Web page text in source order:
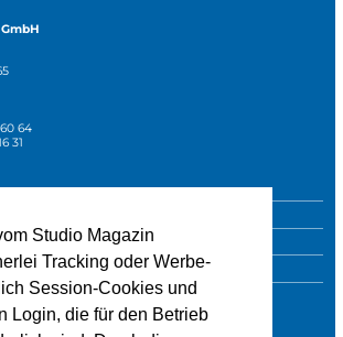
Studio Magazin
Tracking oder Werbe-
Session-Cookies und
Login, die für den Betrieb
64
31